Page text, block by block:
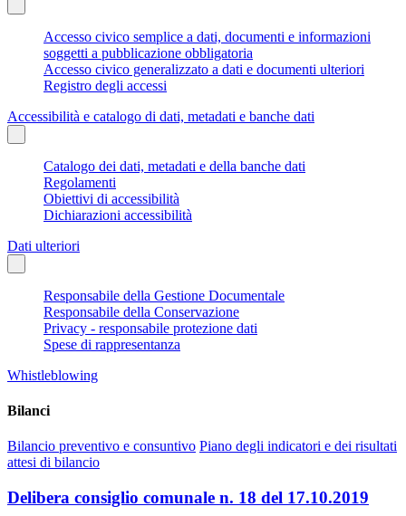
Accesso civico semplice a dati, documenti e informazioni
soggetti a pubblicazione obbligatoria
Accesso civico generalizzato a dati e documenti ulteriori
Registro degli accessi
Accessibilità e catalogo di dati, metadati e banche dati
Catalogo dei dati, metadati e della banche dati
Regolamenti
Obiettivi di accessibilità
Dichiarazioni accessibilità
Dati ulteriori
Responsabile della Gestione Documentale
Responsabile della Conservazione
Privacy - responsabile protezione dati
Spese di rappresentanza
Whistleblowing
Bilanci
Bilancio preventivo e consuntivo Piano degli indicatori e dei risultati
attesi di bilancio
Delibera consiglio comunale n. 18 del 17.10.2019